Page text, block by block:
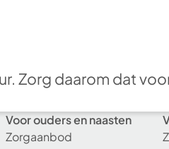
Zorg daarom dat
Voor ouders en naasten
Zorgaanbod